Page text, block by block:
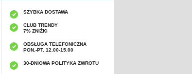
SZYBKA DOSTAWA
CLUB TRENDY
7% ZNIŻKI
OBSŁUGA TELEFONICZNA
PON.-PT. 12.00-15.00
30-DNIOWA POLITYKA ZWROTU